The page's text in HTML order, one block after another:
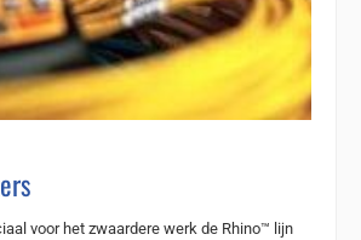
voor het zwaardere werk de Rhino™ lijn